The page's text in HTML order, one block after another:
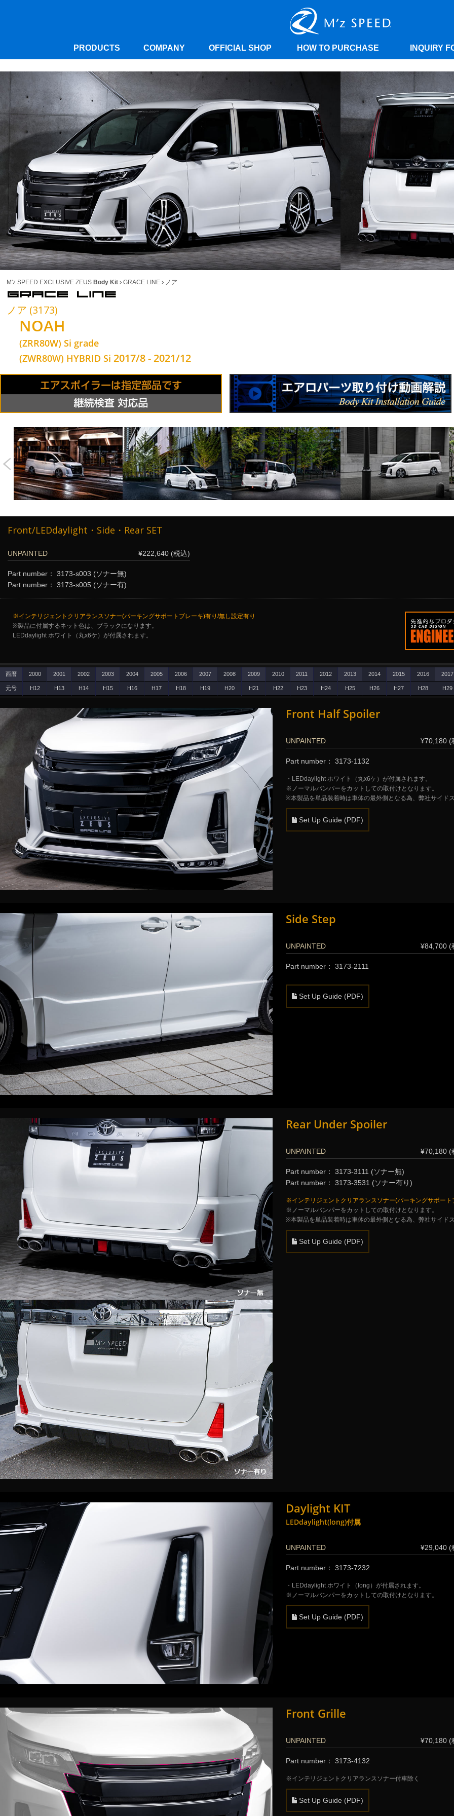
PRODUCTS COMPANY OFFICIAL SHOP HOW TO PURCHASE INQUIRY
M'z SPEED EXCLUSIVE ZEUSBody Kit GRACE LINE ノア
ノア (3173)
NOAH
(ZRR80W) Si grade
(ZWR80W) HYBRID Si2017/8 - 2021/12
Front/LEDdaylight・Side・Rear SET
UNPAINTED ¥222,640 (税込)
Part number： 3173-s003 (ソナー無)
Part number： 3173-s005 (ソナー有)
※インテリジェントクリアランスソナー(パーキングサポートブレーキ)有り/無し設定有り
※製品に付属するネット色は、ブラックになります。
LEDdaylight ホワイト（丸x6ケ）が付属されます。
西暦 2000 2001 2002 2003 2004 2005 2006 2007 2008 2009 2010 2011 2012 2013 2014 2015 2016 2017
元号 H12 H13 H14 H15 H16 H17 H18 H19 H20 H21 H22 H23 H24 H25 H26 H27 H28 H29
Front Half Spoiler
UNPAINTED ¥70,180 (
Part number： 3173-1132
・LEDdaylight ホワイト（丸x6ケ）が付属されます。
※ノーマルバンパーをカットしての取付けとなります。
※本製品を単品装着時は車体の最外側となる為、弊社サイド
Set Up Guide (PDF)
Side Step
UNPAINTED ¥84,700 (
Part number： 3173-2111
Set Up Guide (PDF)
Rear Under Spoiler
UNPAINTED ¥70,180 (
Part number： 3173-3111 (ソナー無)
Part number： 3173-3531 (ソナー有り)
※インテリジェントクリアランスソナー(パーキングサポー
※ノーマルバンパーをカットしての取付けとなります。
※本製品を単品装着時は車体の最外側となる為、弊社サイド
Set Up Guide (PDF)
Daylight KIT
LEDdaylight(long)付属
UNPAINTED ¥29,040 (
Part number： 3173-7232
・LEDdaylight ホワイト（long）が付属されます。
※ノーマルバンパーをカットしての取付けとなります。
Set Up Guide (PDF)
Front Grille
UNPAINTED ¥70,180 (
Part number： 3173-4132
※インテリジェントクリアランスソナー付車除く
Set Up Guide (PDF)